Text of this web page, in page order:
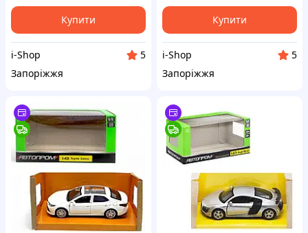
Купити
i-Shop
5
Запоріжжя
Купити
i-Shop
5
Запоріжжя